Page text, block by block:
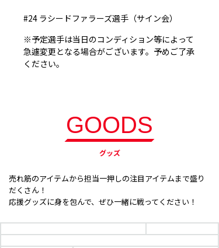
#24 ラシードファラーズ選手（サイン会）
※予定選手は当日のコンディション等によって
急遽変更となる場合がございます。予めご了承
ください。
GOODS
グッズ
売れ筋のアイテムから担当一押しの注目アイテムまで盛り
だくさん！
応援グッズに身を包んで、ぜひ一緒に戦ってください！